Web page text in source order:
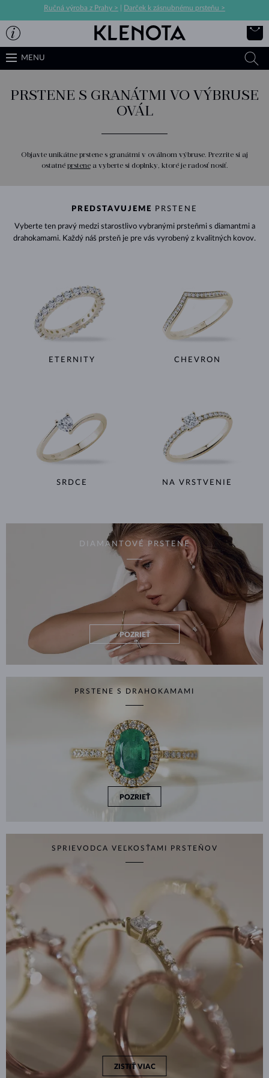
Ručná výroba z Prahy > Darček k zásnubnému prsteňu >
MENU
PRSTENE S GRANÁTMI VO VÝBRUSE
OVÁL
Objavte unikátne prstene s granátmi v oválnom výbruse. Prezrite si aj
ostatné prstenea vyberte si doplnky, ktoré je radosť nosiť.
PREDSTAVUJEME PRSTENE
Vyberte ten pravý medzi starostlivo vybranými prsteňmi s diamantmi a
drahokamami. Každý náš prsteň je pre vás vyrobený z kvalitných kovov.
ETERNITY CHEVRON
SRDCE NA VRSTVENIE
DIAMANTOVÉ PRSTENE
POZRIEŤ
PRSTENE S DRAHOKAMAMI
POZRIEŤ
SPRIEVODCA VEĽKOSŤAMI PRSTEŇOV
ZISTIŤ VIAC